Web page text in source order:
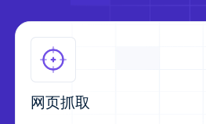
网页抓取